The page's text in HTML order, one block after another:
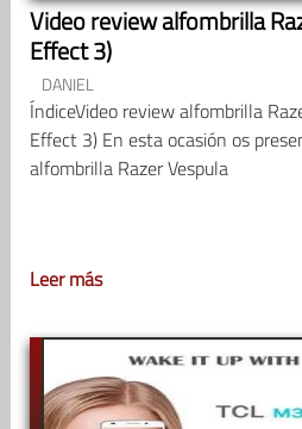
Video review alfombrilla
Effect 3)
DANIEL
ÍndiceVideo review alfombrilla
Effect 3) En esta ocasión os
alfombrilla Razer Vespula
Leer más